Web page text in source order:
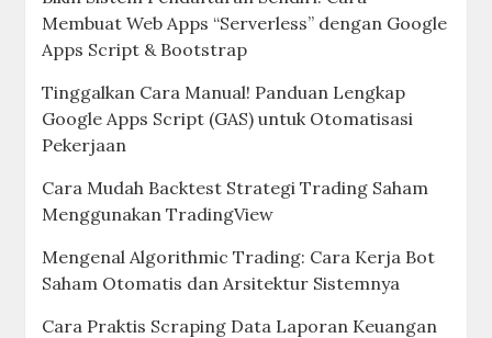
Membuat Web Apps “Serverless” dengan Google
Apps Script & Bootstrap
Tinggalkan Cara Manual! Panduan Lengkap
Google Apps Script (GAS) untuk Otomatisasi
Pekerjaan
Cara Mudah Backtest Strategi Trading Saham
Menggunakan TradingView
Mengenal Algorithmic Trading: Cara Kerja Bot
Saham Otomatis dan Arsitektur Sistemnya
Cara Praktis Scraping Data Laporan Keuangan